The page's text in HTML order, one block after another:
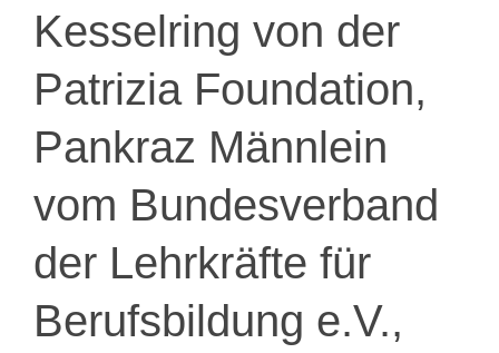
Kesselring von der
Patrizia Foundation,
Pankraz Männlein
vom Bundesverband
der Lehrkräfte für
Berufsbildung e.V.,